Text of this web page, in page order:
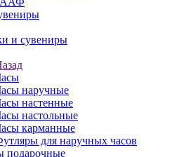
и сувениры
наручные
настенные
настольные
карманные
для наручных часов
подарочные